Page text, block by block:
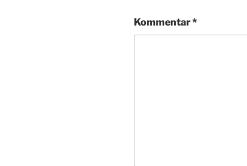
Kommentar*